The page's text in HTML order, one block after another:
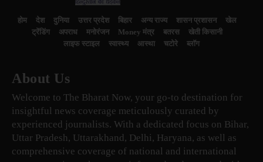
होम देश दुनिया उत्तर प्रदेश बिहार अन्य राज्य शासन प्रशासन
खेल
ट्रेंडिंग
अपराध मनोरंजन Money मंत्र बतरस
खेती किसानी
लाइफ स्टाइल
स्वास्थ्य आस्था चटोरे ब्लॉग
About Us
Welcome to The Bharat Now, your go-to destination for
insightful news coverage meticulously curated by
experienced journalists. With a dedicated focus on Bihar,
Uttar Pradesh, Uttarakhand, Delhi, Haryana, as well as
comprehensive coverage of national and international